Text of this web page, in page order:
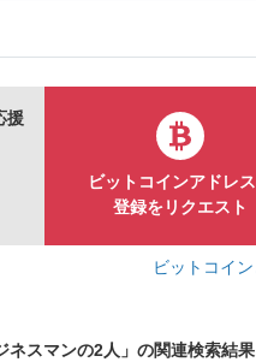
援
ビットコインアドレ
登録をリクエスト
ビットコイン
ネスマンの2人」の関連検索結果